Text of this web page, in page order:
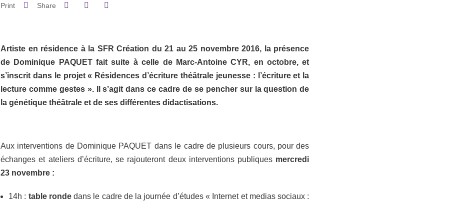
Print Share Share on Facebook
Share on LinkedIn
Artiste en résidence à la SFR Création du 21 au 25 novembre 2016, la présence
de Dominique PAQUET fait suite à celle de Marc-Antoine CYR, en octobre, et
s’inscrit dans le projet « Résidences d’écriture théâtrale jeunesse : l’écriture et la
lecture comme gestes ». Il s’agit dans ce cadre de se pencher sur la question de
la génétique théâtrale et de ses différentes didactisations.
Aux interventions de Dominique PAQUET dans le cadre de plusieurs cours, pour des
échanges et ateliers d’écriture, se rajouteront deux interventions publiques mercredi
23 novembre :
14h : table rondedans le cadre de la journée d’études « Internet et medias sociaux :